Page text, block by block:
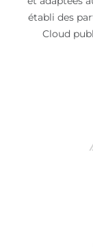
établi des
Cloud